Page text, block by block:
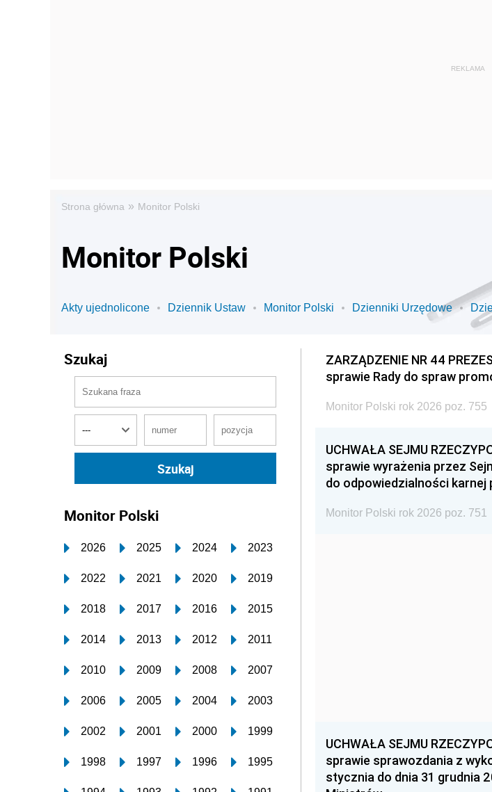
Strona główna » Monitor Polski
Monitor Polski
Akty ujednolicone Dziennik Ustaw Monitor Polski Dzienniki Urzędowe
Szukaj
Monitor Polski
2026 2025 2024 2023
2022 2021 2020 2019
2018 2017 2016 2015
2014 2013 2012 2011
2010 2009 2008 2007
2006 2005 2004 2003
2002 2001 2000 1999
1998 1997 1996 1995
ZARZĄDZENIE NR 44
sprawie Rady do spraw
Monitor Polski rok 2026 poz. 755
UCHWAŁA SEJMU
sprawie wyrażenia przez
do odpowiedzialności karnej
Monitor Polski rok 2026 poz. 751
UCHWAŁA SEJMU
sprawie sprawozdania z
stycznia do dnia 31 grudnia